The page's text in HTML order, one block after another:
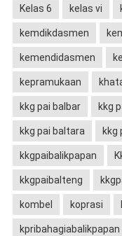
Kelas 6 kelas vi
kemdikdasmen
kemendidasmen
kepramukaan
kkg pai balbar kkg
kkg pai baltara kkg
kkgpaibalikpapan
kkgpaibalteng
kombel koprasi
kpribahagiabalikpapan